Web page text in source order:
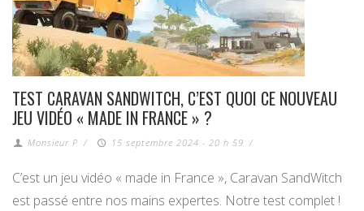
TEST CARAVAN SANDWITCH, C’EST QUOI CE NOUVEAU
JEU VIDÉO « MADE IN FRANCE » ?
Monsieur P / 15 septembre 2024 - 20 h 59 /
C’est un jeu vidéo « made in France », Caravan SandWitch
est passé entre nos mains expertes. Notre test complet !